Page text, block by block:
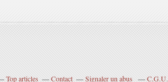
Top articles Contact Signaler un abus C.G.U.